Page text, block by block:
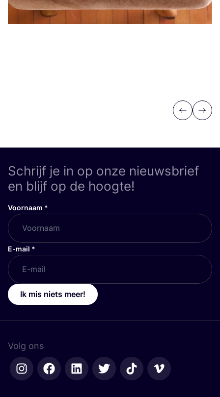
Previous
Next
Schrijf je in op onze nieuwsbrief
en blijf op de hoogte!
Voornaam *
E-mail *
Ik mis niets meer!
Volg ons